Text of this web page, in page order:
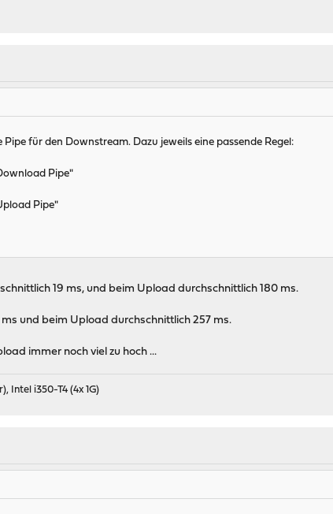
für den Downstream. Dazu jeweils eine passende Regel:
Pipe"
Pipe"
19 ms, und beim Upload durchschnittlich 180 ms.
und beim Upload durchschnittlich 257 ms.
immer noch viel zu hoch ...
Intel i350-T4 (4x 1G)